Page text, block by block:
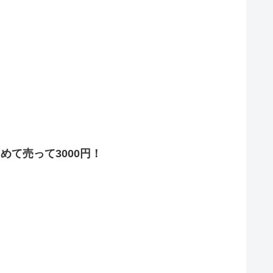
て売って3000円！